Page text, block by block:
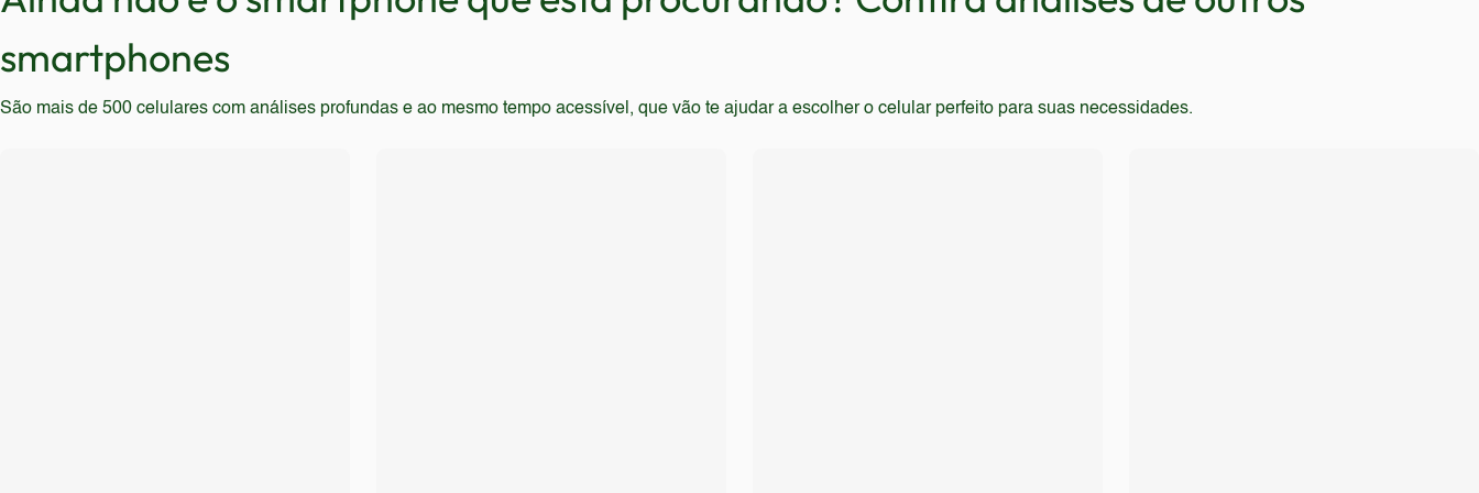
smartphones
São mais de 500 celulares com análises profundas e ao mesmo tempo acessível, que vão te ajudar a escolher o celular perfeito para suas necessidades.